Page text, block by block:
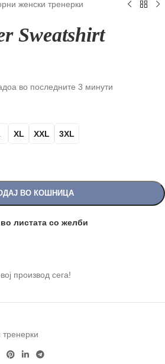
женски тренерки
Sweatshirt
во последните 3 минути
XL XXL 3XL
ВО КОШНИЦА
листата со желби
производ сега!